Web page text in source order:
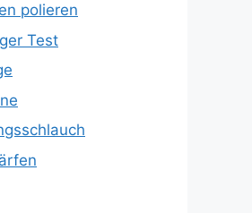
polieren
Test